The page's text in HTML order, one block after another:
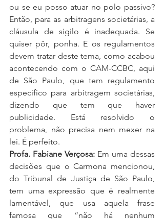
ou se eu posso atuar no polo passivo?
Então, para as arbitragens societárias, a
cláusula de sigilo é inadequada. Se
quiser pôr, ponha. E os regulamentos
devem tratar deste tema, como acabou
acontecendo com o CAM-CCBC, aqui
de São Paulo, que tem regulamento
específico para arbitragem societárias,
dizendo que tem que haver
publicidade. Está resolvido o
problema, não precisa nem mexer na
lei. É perfeito.
Profa. Fabiane Verçosa: Em uma dessas
decisões que o Carmona mencionou,
do Tribunal de Justiça de São Paulo,
tem uma expressão que é realmente
lamentável, que usa aquela frase
famosa que “não há nenhum